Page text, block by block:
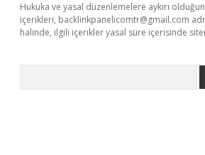
Hukuka ve yasal düzenlemelere aykırı
içerikleri, backlinkpanelicomtr@gmail.com
halinde, ilgili içerikler yasal süre içerisinde